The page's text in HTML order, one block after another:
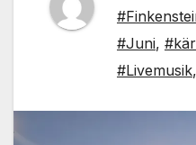
#Juni,
#Livemusik,